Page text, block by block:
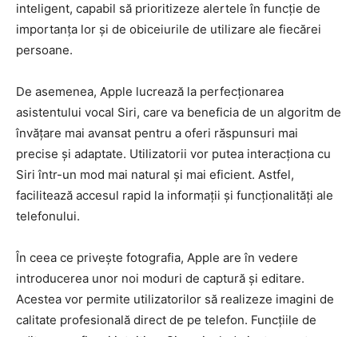
inteligent, capabil să prioritizeze alertele în funcție de
importanța lor și de obiceiurile de utilizare ale fiecărei
persoane.
De asemenea, Apple lucrează la perfecționarea
asistentului vocal Siri, care va beneficia de un algoritm de
învățare mai avansat pentru a oferi răspunsuri mai
precise și adaptate. Utilizatorii vor putea interacționa cu
Siri într-un mod mai natural și mai eficient. Astfel,
facilitează accesul rapid la informații și funcționalități ale
telefonului.
În ceea ce privește fotografia, Apple are în vedere
introducerea unor noi moduri de captură și editare.
Acestea vor permite utilizatorilor să realizeze imagini de
calitate profesională direct de pe telefon. Funcțiile de